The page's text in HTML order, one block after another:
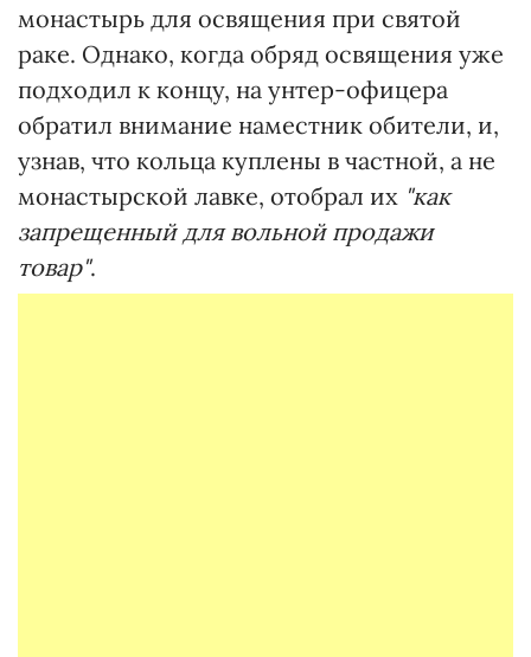
монастырь для освящения при святой
раке. Однако, когда обряд освящения уже
подходил к концу, на унтер-офицера
обратил внимание наместник обители, и,
узнав, что кольца куплены в частной, а не
монастырской лавке, отобрал их "как
запрещенный для вольной продажи
товар".